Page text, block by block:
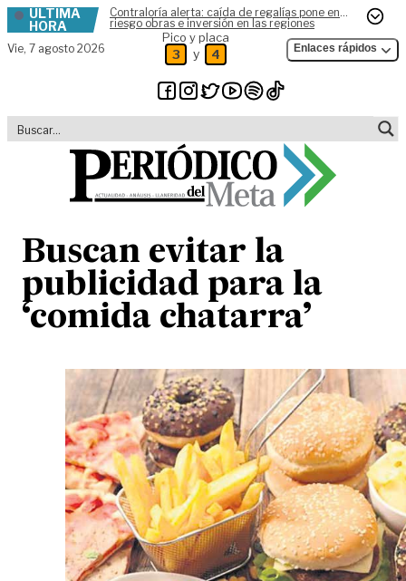
Skip to content
ÚLTIMA
HORA
Contraloría alerta: caída de regalías pone en
riesgo obras e inversión en las regiones
Vie, 7 agosto 2026
Pico y placa
3 y 4 Enlaces rápidos
Buscan evitar la
publicidad para la
‘comida chatarra’